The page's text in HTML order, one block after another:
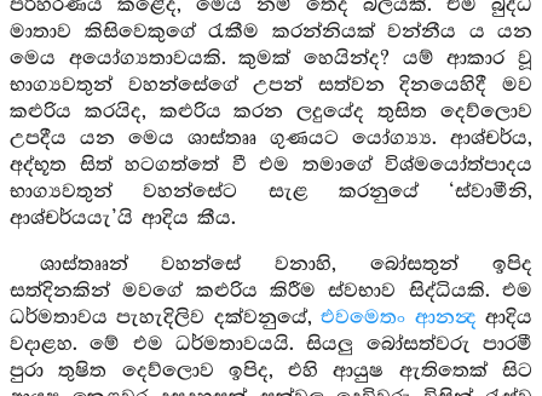
පරිහරණය කළේද, මෙය නම් තෙද බලයකි. එම බුද්ධ
මාතාව කිසිවෙකුගේ රැකීම කරන්නියක් වන්නීය ය යන
මෙය අයෝග්‍යතාවයකි. කුමක් හෙයින්ද? යම් ආකාර වූ
භාග්‍යවතුන් වහන්සේගේ උපන් සත්වන දිනයෙහිදී මව
කළුරිය කරයිද, කළුරිය කරන ලදුයේද තුසිත දෙව්ලොව
උපදීය යන මෙය ශාස්තෲ ගුණයට යෝග්‍ය්‍ය. ආශ්චර්ය,
අද්භූත සිත් හටගත්තේ වී එම තමාගේ විශ්මයෝත්පාදය
භාග්‍යවතුන් වහන්සේට සැළ කරනුයේ ‘ස්වාමීනි,
ආශ්චර්යයැ’යි ආදිය කීය.
ශාස්තෲන් වහන්සේ වනාහි, බෝසතුන් ඉපිද
සත්දිනකින් මවගේ කළුරිය කිරීම ස්වභාව සිද්ධියකි. එම
ධර්මතාවය පැහැදිලිව දක්වනුයේ,එවමෙතං ආනන්‍ද ආදිය
වදාළහ. මේ එම ධර්මතාවයයි. සියලු බෝසත්වරු පාරමී
පුරා තුෂිත දෙව්ලොව ඉපිද, එහි ආයුෂ ඇතිතෙක් සිට